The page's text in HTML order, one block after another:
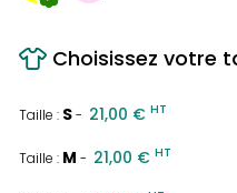
Choisissez votre
Taille : S- 21,00 € HT
Taille : M - 21,00 € HT